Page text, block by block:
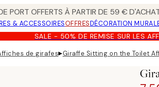
PORT OFFERTS À PARTIR DE 59 €
& ACCESSOIRESOFFRESDÉCORATION
SALE - 50% DE REMISE SUR LES
de girafes▸Giraffe Sitting on the Toilet